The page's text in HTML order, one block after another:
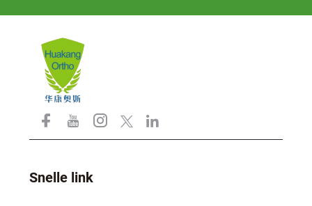
Snelle link